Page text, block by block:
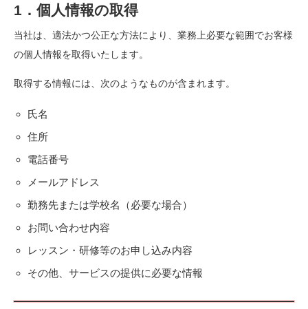
1．個人情報の取得
当社は、適法かつ公正な方法により、業務上必要な範囲でお客様
の個人情報を取得いたします。
取得する情報には、次のようなものが含まれます。
氏名
住所
電話番号
メールアドレス
勤務先または学校名（必要な場合）
お問い合わせ内容
レッスン・研修等のお申し込み内容
その他、サービスの提供に必要な情報